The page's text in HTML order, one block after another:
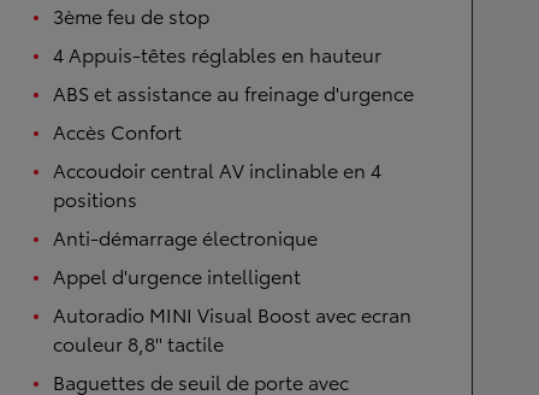
3ème feu de stop
4 Appuis-têtes réglables en hauteur
ABS et assistance au freinage d'urgence
Accès Confort
Accoudoir central AV inclinable en 4
positions
Anti-démarrage électronique
Appel d'urgence intelligent
Autoradio MINI Visual Boost avec ecran
couleur 8,8'' tactile
Baguettes de seuil de porte avec